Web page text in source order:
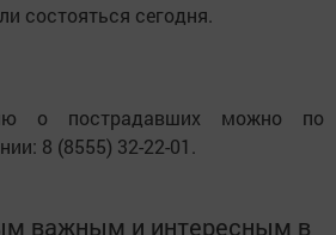
состояться сегодня.
о пострадавших можно по
8 (8555) 32-22-01.
важным и интересным в